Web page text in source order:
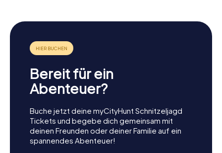
Bereit für ein
Abenteuer?
Buche jetzt deine myCityHunt Schnitzeljagd
Tickets und begebe dich gemeinsam mit
deinen Freunden oder deiner Familie auf ein
spannendes Abenteuer!